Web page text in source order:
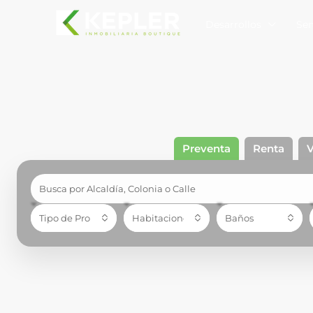
Preventa Renta
Tipo de Propiedad Habitaciones Baños